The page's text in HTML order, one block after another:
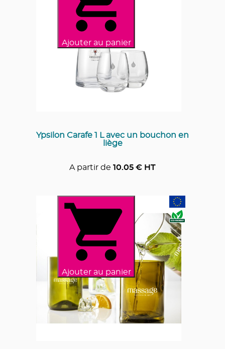
Ajouter au panier
Ypsilon Carafe 1 L avec un bouchon en
liège
A partir de 10.05 € HT
Ajouter au panier